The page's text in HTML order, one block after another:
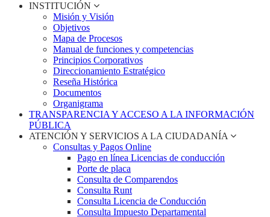
INSTITUCIÓN
Misión y Visión
Objetivos
Mapa de Procesos
Manual de funciones y competencias
Principios Corporativos
Direccionamiento Estratégico
Reseña Histórica
Documentos
Organigrama
TRANSPARENCIA Y ACCESO A LA INFORMACIÓN
PÚBLICA
ATENCIÓN Y SERVICIOS A LA CIUDADANÍA
Consultas y Pagos Online
Pago en línea Licencias de conducción
Porte de placa
Consulta de Comparendos
Consulta Runt
Consulta Licencia de Conducción
Consulta Impuesto Departamental